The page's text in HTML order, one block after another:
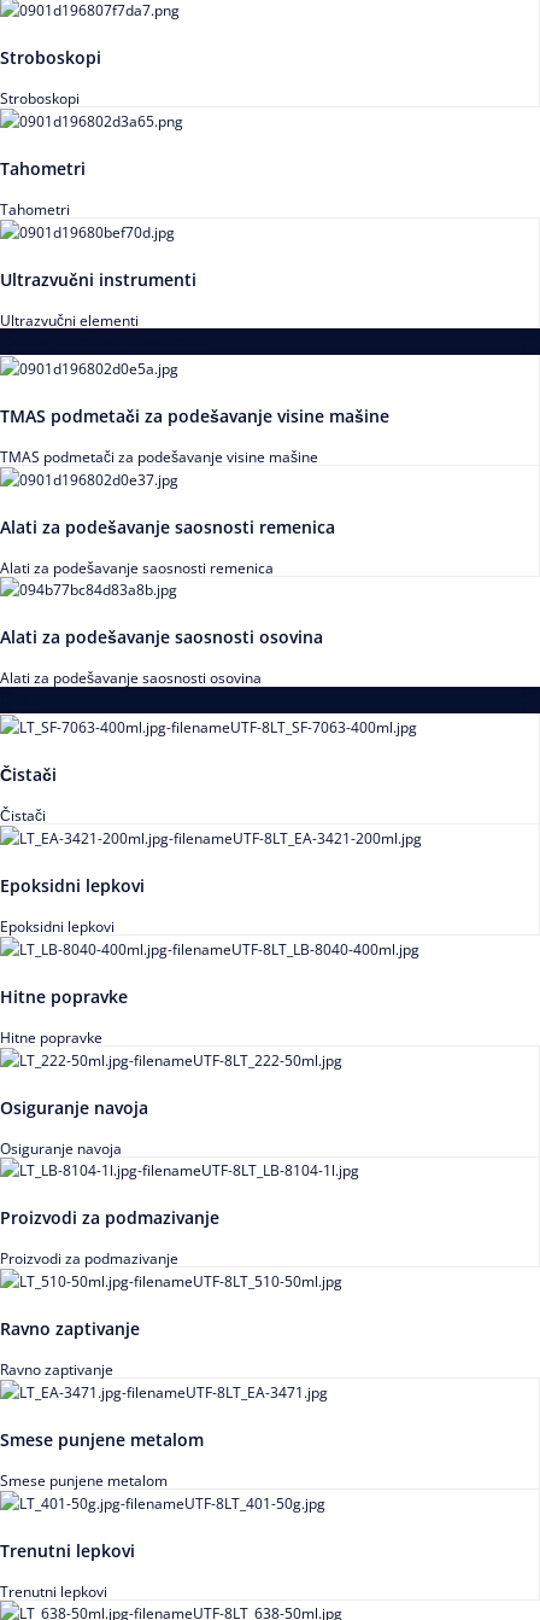
Stroboskopi
Stroboskopi
Tahometri
Tahometri
Ultrazvučni instrumenti
Ultrazvučni elementi
TMAS podmetači za podešavanje visine mašine
TMAS podmetači za podešavanje visine mašine
Alati za podešavanje saosnosti remenica
Alati za podešavanje saosnosti remenica
Alati za podešavanje saosnosti osovina
Alati za podešavanje saosnosti osovina
Čistači
Čistači
Epoksidni lepkovi
Epoksidni lepkovi
Hitne popravke
Hitne popravke
Osiguranje navoja
Osiguranje navoja
Proizvodi za podmazivanje
Proizvodi za podmazivanje
Ravno zaptivanje
Ravno zaptivanje
Smese punjene metalom
Smese punjene metalom
Trenutni lepkovi
Trenutni lepkovi